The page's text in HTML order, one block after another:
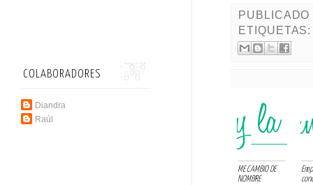
ME CAMBIO DE
NOMBRE
COLABORADORES
Diandra
Raúl